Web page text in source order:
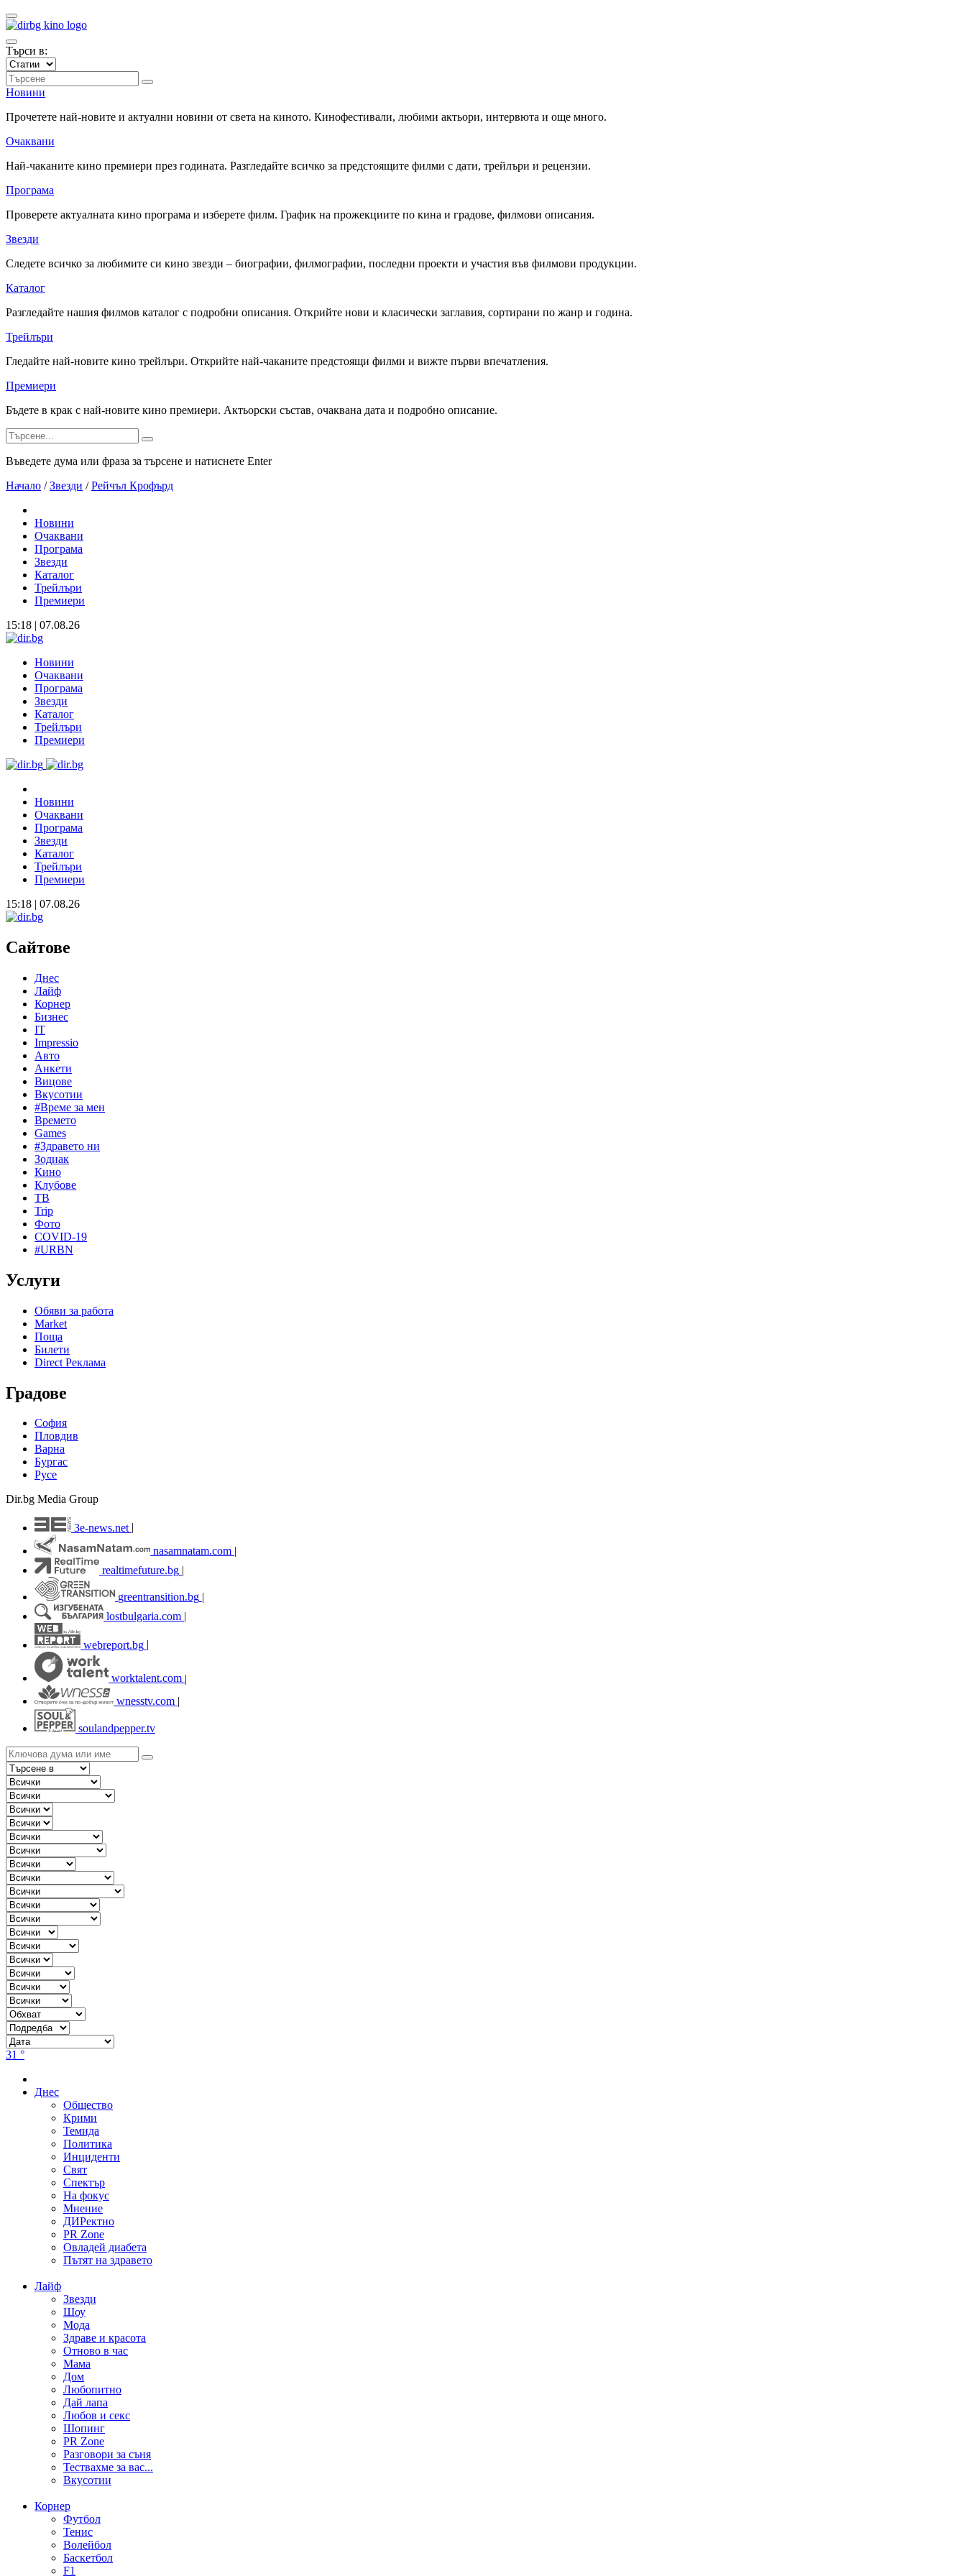
Търси в:
Новини
Прочетете най-новите и актуални новини от света на киното. Кинофестивали, любими актьори, интервюта и още много.
Очаквани
Най-чаканите кино премиери през годината. Разгледайте всичко за предстоящите филми с дати, трейлъри и рецензии.
Програма
Проверете актуалната кино програма и изберете филм. График на прожекциите по кина и градове, филмови описания.
Звезди
Следете всичко за любимите си кино звезди – биографии, филмографии, последни проекти и участия във филмови продукции.
Каталог
Разгледайте нашия филмов каталог с подробни описания. Открийте нови и класически заглавия, сортирани по жанр и година.
Трейлъри
Гледайте най-новите кино трейлъри. Открийте най-чаканите предстоящи филми и вижте първи впечатления.
Премиери
Бъдете в крак с най-новите кино премиери. Актьорски състав, очаквана дата и подробно описание.
Въведете дума или фраза за търсене и натиснете Enter
Начало / Звезди / Рейчъл Крофърд
Новини
Очаквани
Програма
Звезди
Каталог
Трейлъри
Премиери
15:18 | 07.08.26
Новини
Очаквани
Програма
Звезди
Каталог
Трейлъри
Премиери
Новини
Очаквани
Програма
Звезди
Каталог
Трейлъри
Премиери
15:18 | 07.08.26
Сайтове
Днес
Лайф
Корнер
Бизнес
IT
Impressio
Авто
Анкети
Вицове
Вкусотии
#Време за мен
Времето
Games
#Здравето ни
Зодиак
Кино
Клубове
ТВ
Trip
Фото
COVID-19
#URBN
Услуги
Обяви за работа
Market
Поща
Билети
Direct Реклама
Градове
София
Пловдив
Варна
Бургас
Русе
Dir.bg Media Group
3e-news.net
nasamnatam.com |
realtimefuture.bg |
greentransition.bg |
lostbulgaria.com |
webreport.bg
worktalent.com |
wnesstv.com |
soulandpepper.tv
31 °
Днес
Общество
Крими
Темида
Политика
Инциденти
Свят
Спектър
На фокус
Мнение
ДИРектно
PR Zone
Овладей диабета
Пътят на здравето
Лайф
Звезди
Шоу
Мода
Здраве и красота
Отново в час
Мама
Дом
Любопитно
Дай лапа
Любов и секс
Шопинг
PR Zone
Разговори за съня
Тествахме за вас...
Вкусотии
Корнер
Футбол
Тенис
Волейбол
Баскетбол
F1